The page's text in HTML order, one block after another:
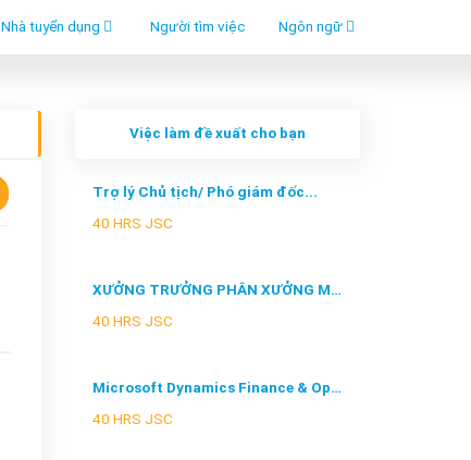
Nhà tuyển dụng Người tìm việc Ngôn ngữ
Việc làm đề xuất cho bạn
Trợ lý Chủ tịch/ Phó giám đốc...
40 HRS JSC
XƯỞNG TRƯỞNG PHÂN XƯỞNG MAY
40 HRS JSC
Microsoft Dynamics Finance & Operati...
40 HRS JSC